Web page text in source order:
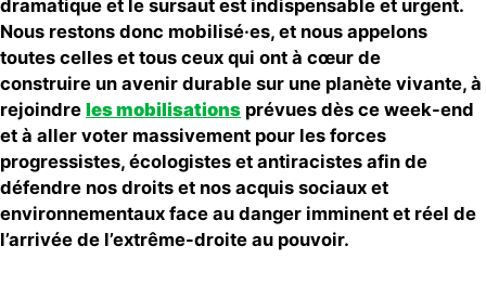
dramatique et le sursaut est indispensable et urgent.
Nous restons donc mobilisé·es, et nous appelons
toutes celles et tous ceux qui ont à cœur de
construire un avenir durable sur une planète vivante, à
rejoindre les mobilisations prévues dès ce week-end
et à aller voter massivement pour les forces
progressistes, écologistes et antiracistes afin de
défendre nos droits et nos acquis sociaux et
environnementaux face au danger imminent et réel de
l’arrivée de l’extrême-droite au pouvoir.